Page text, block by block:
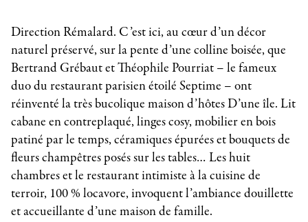
Direction Rémalard. C’est ici, au cœur d’un décor
naturel préservé, sur la pente d’une colline boisée, que
Bertrand Grébaut et Théophile Pourriat – le fameux
duo du restaurant parisien étoilé Septime – ont
réinventé la très bucolique maison d’hôtes D’une île. Lit
cabane en contreplaqué, linges cosy, mobilier en bois
patiné par le temps, céramiques épurées et bouquets de
fleurs champêtres posés sur les tables… Les huit
chambres et le restaurant intimiste à la cuisine de
terroir, 100 % locavore, invoquent l’ambiance douillette
et accueillante d’une maison de famille.